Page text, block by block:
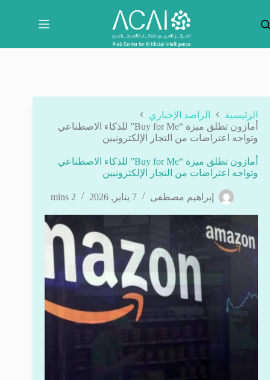
المحتوى
الرئيسية
الراصد الإخباري
أمازون تطلق ميزة “Buy for Me” للذكاء الاصطناعي
وتواجه اعتراضات من التجار الإلكترونيين
أمازون تطلق ميزة “Buy for Me” للذكاء الاصطناعي
وتواجه اعتراضات من التجار الإلكترونيين
إبراهيم مصطفى 7 يناير, 2026 2 mins